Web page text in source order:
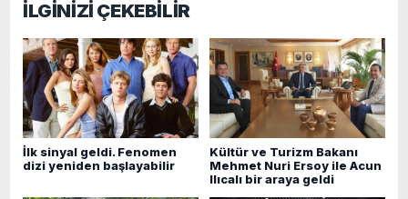
İLGİNİZİ ÇEKEBİLİR
İlk sinyal geldi. Fenomen
dizi yeniden başlayabilir
Kültür ve Turizm Bakanı
Mehmet Nuri Ersoy ile Acun
Ilıcalı bir araya geldi